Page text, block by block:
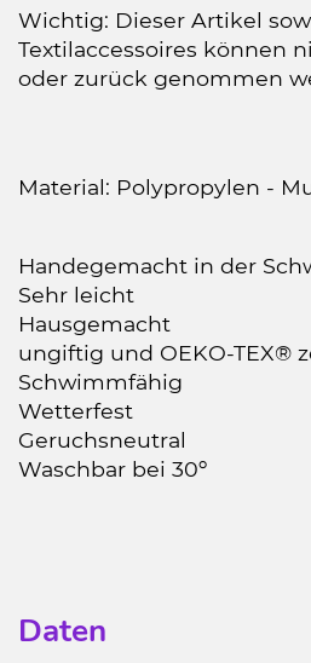
Wichtig: Dieser Artikel
Textilaccessoires können
oder zurück genommen
Material: Polypropylen -
Handegemacht in der
Sehr leicht
Hausgemacht
ungiftig und OEKO-TEX®
Schwimmfähig
Wetterfest
Geruchsneutral
Waschbar bei 30º
Daten